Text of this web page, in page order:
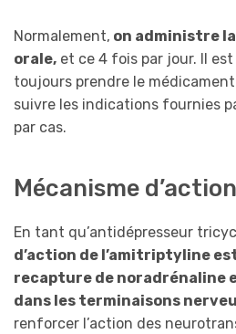
Normalement, on administre
orale, et ce 4 fois par jour. Il
toujours prendre le
suivre les indications fournies
par cas.
Mécanisme d’action
En tant qu’antidépresseur
d’action de l’amitriptyline
recapture de noradrénaline
dans les terminaisons
renforcer l’action des